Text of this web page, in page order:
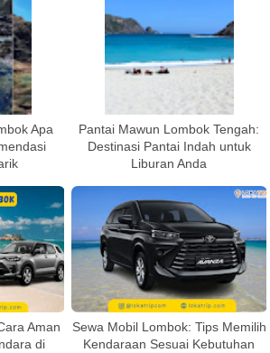
Apa
Pantai Mawun Lombok Tengah:
Destinasi Pantai Indah untuk
Liburan Anda
Aman
di
Sewa Mobil Lombok: Tips Memilih
Kendaraan Sesuai Kebutuhan